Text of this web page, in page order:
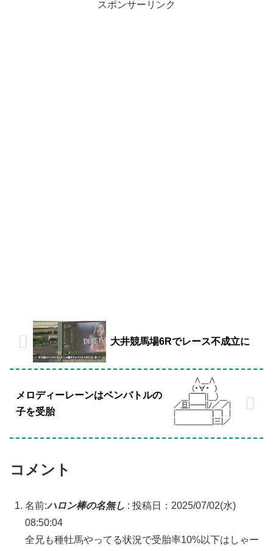
スポンサーリンク
大井競馬場6Rでレース不成立に
メロディーレーンはベンバトルの
子を受胎
コメント
名前:ハロン棒の名無し : 投稿日：2025/07/02(水)
08:50:04
全兄も種牡馬やってる状況で受胎率10%以下はしゃー